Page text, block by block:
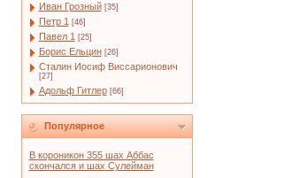
Иван Грозный [35]
Петр 1 [46]
Павел 1 [25]
Борис Ельцин [26]
Сталин Иосиф Виссарионович
[27]
Адольф Гитлер [66]
Популярное
В короникон 355 шах Аббас
скончался и шах Сулейман